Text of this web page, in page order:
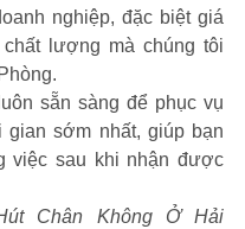
nghiệp, đặc biệt giá
lượng mà chúng tôi
.
sẵn sàng để phục vụ
gian sớm nhất, giúp bạn
việc sau khi nhận được
Chân Không Ở Hải